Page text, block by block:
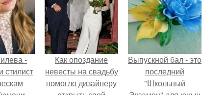
-
стилист
Как опоздание
невесты на свадьбу
помогло дизайнеру
Выпускной бал - это
последний
"Школьный